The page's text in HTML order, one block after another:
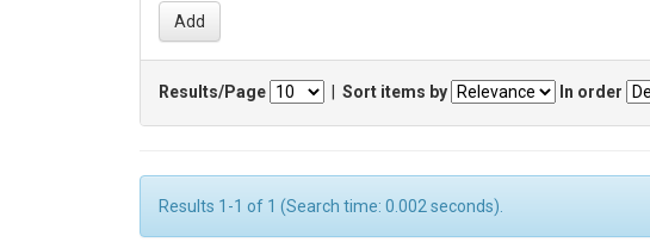
Results/Page Sort items by In order
Results 1-1 of 1 (Search time: 0.002 seconds).